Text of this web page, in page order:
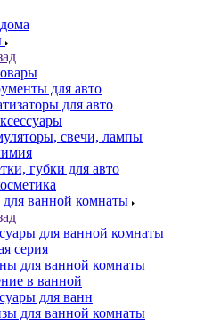
для авто
для авто
свечи, лампы
губки для авто
для ванной комнаты
для ванной комнаты
серия
для ванной комнаты
в ванной
для ванн
для ванной комнаты